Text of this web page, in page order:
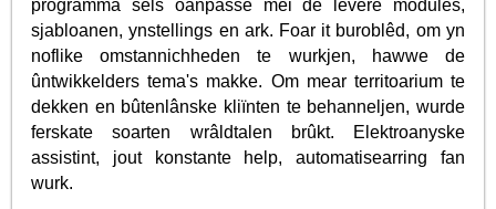
programma sels oanpasse mei de levere modules,
sjabloanen, ynstellings en ark. Foar it buroblêd, om yn
noflike omstannichheden te wurkjen, hawwe de
ûntwikkelders tema's makke. Om mear territoarium te
dekken en bûtenlânske kliïnten te behanneljen, wurde
ferskate soarten wrâldtalen brûkt. Elektroanyske
assistint, jout konstante help, automatisearring fan
wurk.